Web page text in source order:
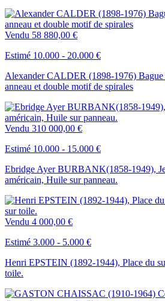
Vendu 58 880,00 €
Estimé 10.000 - 20.000 €
Alexander CALDER (1898-1976) Bague
anneau et double motif de spirales
Vendu 310 000,00 €
Estimé 10.000 - 15.000 €
Ebridge Ayer BURBANK(1858-1949),
américain, Huile sur panneau.
Vendu 4 000,00 €
Estimé 3.000 - 5.000 €
Henri EPSTEIN (1892-1944), Place du
toile.